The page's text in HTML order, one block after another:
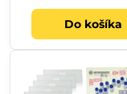
Do košíka